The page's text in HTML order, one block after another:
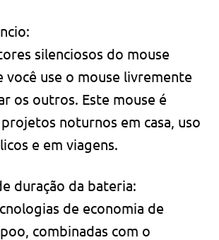
silenciosos do mouse
você use o mouse livremente
os outros. Este mouse é
noturnos em casa, uso
e em viagens.
duração da bateria:
de economia de
combinadas com o